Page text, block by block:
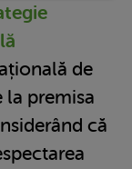
de
la premisa
că